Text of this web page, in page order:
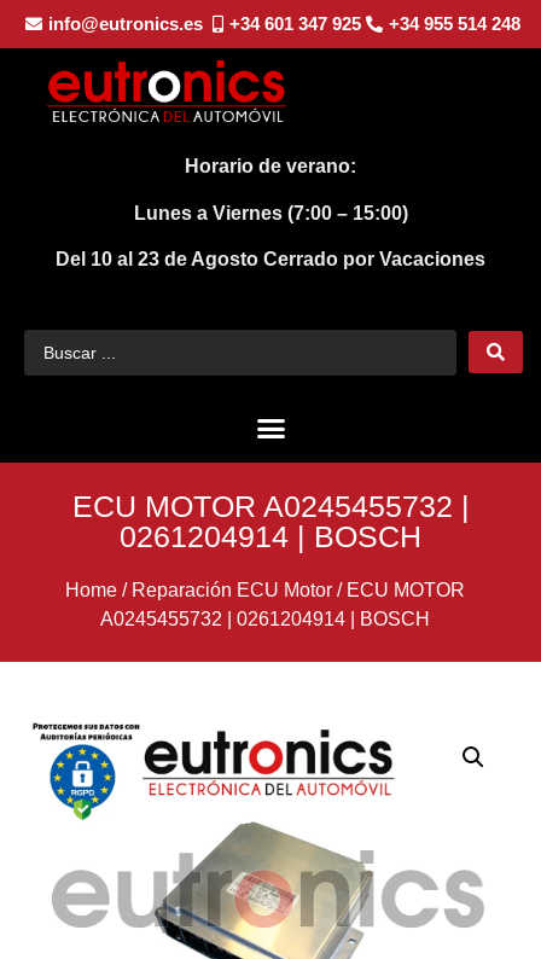
info@eutronics.es +34 601 347 925 +34 955 514 248
Horario de verano:
Lunes a Viernes (7:00 – 15:00)
Del 10 al 23 de Agosto Cerrado por Vacaciones
ECU MOTOR A0245455732 |
0261204914 | BOSCH
Home / Reparación ECU Motor / ECU MOTOR
A0245455732 | 0261204914 | BOSCH